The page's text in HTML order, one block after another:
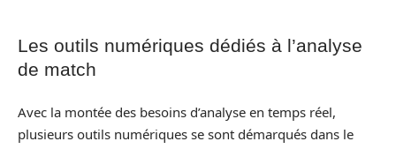
Les outils numériques dédiés à l’analyse
de match
Avec la montée des besoins d’analyse en temps réel,
plusieurs outils numériques se sont démarqués dans le